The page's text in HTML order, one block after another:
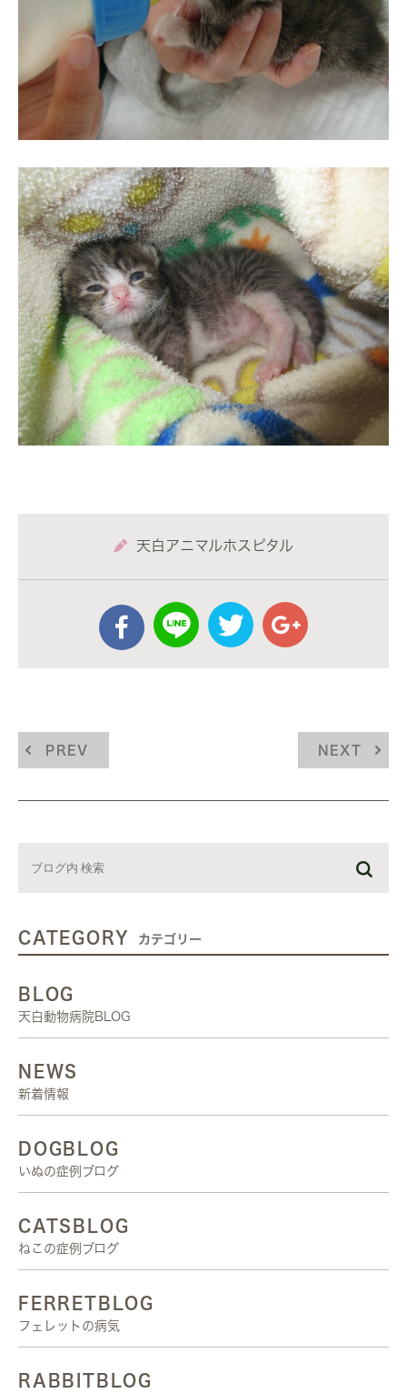
天白アニマルホスピタル
PREV NEXT
CATEGORY カテゴリー
BLOG
天白動物病院BLOG
NEWS
新着情報
DOGBLOG
いぬの症例ブログ
CATSBLOG
ねこの症例ブログ
FERRETBLOG
フェレットの病気
RABBITBLOG